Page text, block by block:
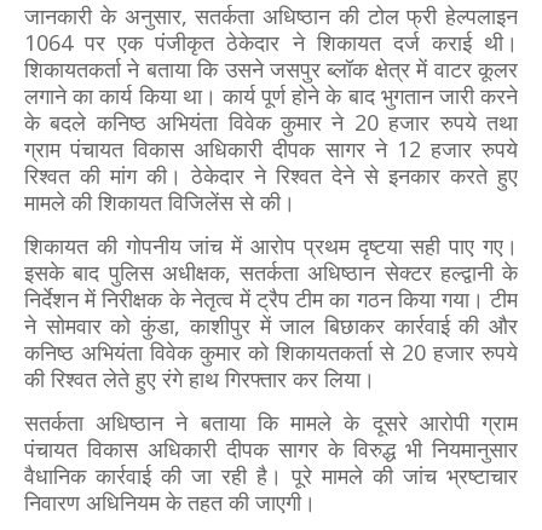
जानकारी के अनुसार, सतर्कता अधिष्ठान की टोल फ्री हेल्पलाइन
1064 पर एक पंजीकृत ठेकेदार ने शिकायत दर्ज कराई थी।
शिकायतकर्ता ने बताया कि उसने जसपुर ब्लॉक क्षेत्र में वाटर कूलर
लगाने का कार्य किया था। कार्य पूर्ण होने के बाद भुगतान जारी करने
के बदले कनिष्ठ अभियंता विवेक कुमार ने 20 हजार रुपये तथा
ग्राम पंचायत विकास अधिकारी दीपक सागर ने 12 हजार रुपये
रिश्वत की मांग की। ठेकेदार ने रिश्वत देने से इनकार करते हुए
मामले की शिकायत विजिलेंस से की।
शिकायत की गोपनीय जांच में आरोप प्रथम दृष्टया सही पाए गए।
इसके बाद पुलिस अधीक्षक, सतर्कता अधिष्ठान सेक्टर हल्द्वानी के
निर्देशन में निरीक्षक के नेतृत्व में ट्रैप टीम का गठन किया गया। टीम
ने सोमवार को कुंडा, काशीपुर में जाल बिछाकर कार्रवाई की और
कनिष्ठ अभियंता विवेक कुमार को शिकायतकर्ता से 20 हजार रुपये
की रिश्वत लेते हुए रंगे हाथ गिरफ्तार कर लिया।
सतर्कता अधिष्ठान ने बताया कि मामले के दूसरे आरोपी ग्राम
पंचायत विकास अधिकारी दीपक सागर के विरुद्ध भी नियमानुसार
वैधानिक कार्रवाई की जा रही है। पूरे मामले की जांच भ्रष्टाचार
निवारण अधिनियम के तहत की जाएगी।